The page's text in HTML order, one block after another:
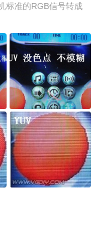
标准的RGB信号转成